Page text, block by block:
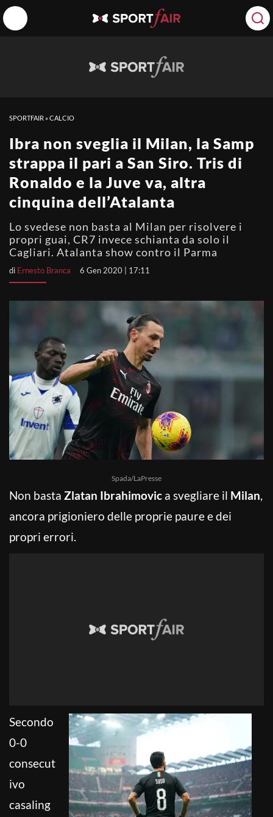
SPORTFAIR »CALCIO
Ibra non sveglia il Milan, la Samp
strappa il pari a San Siro. Tris di
Ronaldo e la Juve va, altra
cinquina dell’Atalanta
Lo svedese non basta al Milan per risolvere i
propri guai, CR7 invece schianta da solo il
Cagliari. Atalanta show contro il Parma
di Ernesto Branca 6 Gen 2020 | 17:11
Spada/LaPresse
Non basta Zlatan Ibrahimovic a svegliare il Milan,
ancora prigioniero delle proprie paure e dei
propri errori.
Secondo
0-0
consecut
ivo
casaling